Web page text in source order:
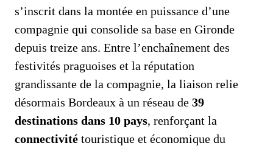
s’inscrit dans la montée en puissance d’une
compagnie qui consolide sa base en Gironde
depuis treize ans. Entre l’enchaînement des
festivités praguoises et la réputation
grandissante de la compagnie, la liaison relie
désormais Bordeaux à un réseau de 39
destinations dans 10 pays, renforçant la
connectivité touristique et économique du